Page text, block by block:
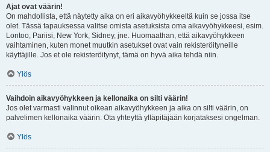
Ajat ovat väärin!
On mahdollista, että näytetty aika on eri aikavyöhykkeeltä kuin se jossa itse
olet. Tässä tapauksessa valitse omista asetuksista oma aikavyöhykkeesi, esim.
Lontoo, Pariisi, New York, Sidney, jne. Huomaathan, että aikavyöhykkeen
vaihtaminen, kuten monet muutkin asetukset ovat vain rekisteröityneille
käyttäjille. Jos et ole rekisteröitynyt, tämä on hyvä aika tehdä niin.
Ylös
Vaihdoin aikavyöhykkeen ja kellonaika on silti väärin!
Jos olet varmasti valinnut oikean aikavyöhykkeen ja aika on silti väärin, on
palvelimen kellonaika väärin. Ota yhteyttä ylläpitäjään korjataksesi ongelman.
Ylös